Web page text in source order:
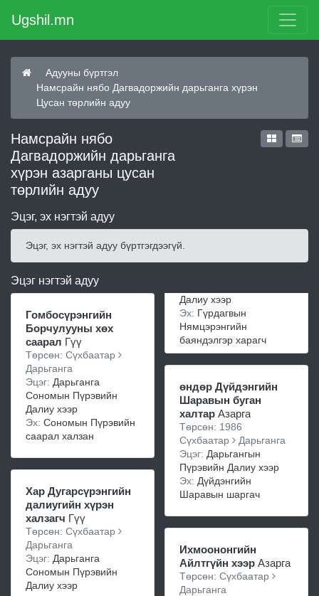
Ugshil.mn
Адууны бүртгэл
Намсрайн нябо Дагвадоржийн дарьганга хүрэн
Цусан төрлийн адуу
Намсрайн нябо
Дагвадоржийн дарьганга
хүрэн азарганы цусан
төрлийн адуу
Эцэг, эх нэгтэй адуу
Эцэг, эх нэгтэй адуу бүртгэгдээгүй.
Эцэг нэгтэй адуу
Гомбосүрэнгийн
Борчулууны хөх
саарал Гүү
Төрсөн: Сүхбаатар
Дарьганга
Эцэг: Дарьганга
Сономын Пүрэвийн
Далиу хээр
Эх: Сономын Пүрэвийн
саарал халзан
Хар Дугарсүрэнгийн
далиугийн хүрэн
халзагч Гүү
Төрсөн: Сүхбаатар
Дарьганга
Эцэг: Дарьганга
Сономын Пүрэвийн
Далиу хээр
Далиу хээр
Эх: Гүрдагвын
Нямцэрэнгийн
баяндэлгэр харагч
өндөр Дүйдэнгийн
Шаравын буган
халтар Азарга
Төрсөн: 1986
Сүхбаатар
Дарьганга
Эцэг: Дарьгангын
Пүрэвийн Далиу хээр
Эх: Дүйдэнгийн
Шаравын шаргач
Ихмоононгийн
Айлтгүйн хээр Азарга
Төрсөн: Сүхбаатар
Дарьганга